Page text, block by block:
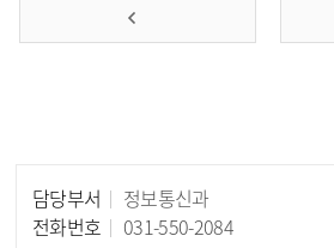
담당부서
정보통신과
전화번호
031-550-2084